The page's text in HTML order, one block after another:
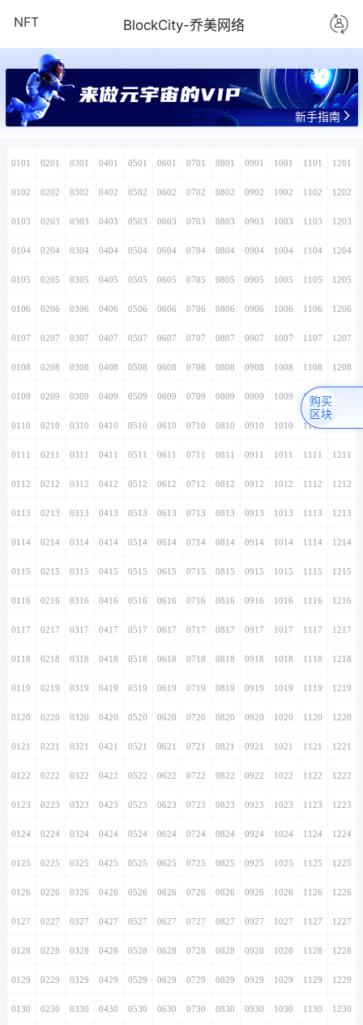
NFT BlockCity-乔美网络
来做元宇宙的VIP
新手指南
0101 0201 0301 0401 0501 0601 0701 0801 0901 1001 1101 1201
0102 0202 0302 0402 0502 0602 0702 0802 0902 1002 1102 1202
0103 0203 0303 0403 0503 0603 0703 0803 0903 1003 1103 1203
0104 0204 0304 0404 0504 0604 0704 0804 0904 1004 1104 1204
0105 0205 0305 0405 0505 0605 0705 0805 0905 1005 1105 1205
0106 0206 0306 0406 0506 0606 0706 0806 0906 1006 1106 1206
0107 0207 0307 0407 0507 0607 0707 0807 0907 1007 1107 1207
0108 0208 0308 0408 0508 0608 0708 0808 0908 1008 1108 1208
0109 0209 0309 0409 0509 0609 0709 0809 0909 1009 1109
0110 0210 0310 0410 0510 0610 0710 0810 0910 1010 1110
0111 0211 0311 0411 0511 0611 0711 0811 0911 1011 1111 1211
0112 0212 0312 0412 0512 0612 0712 0812 0912 1012 1112 1212
0113 0213 0313 0413 0513 0613 0713 0813 0913 1013 1113 1213
0114 0214 0314 0414 0514 0614 0714 0814 0914 1014 1114 1214
0115 0215 0315 0415 0515 0615 0715 0815 0915 1015 1115 1215
0116 0216 0316 0416 0516 0616 0716 0816 0916 1016 1116 1216
0117 0217 0317 0417 0517 0617 0717 0817 0917 1017 1117 1217
0118 0218 0318 0418 0518 0618 0718 0818 0918 1018 1118 1218
0119 0219 0319 0419 0519 0619 0719 0819 0919 1019 1119 1219
0120 0220 0320 0420 0520 0620 0720 0820 0920 1020 1120 1220
0121 0221 0321 0421 0521 0621 0721 0821 0921 1021 1121 1221
0122 0222 0322 0422 0522 0622 0722 0822 0922 1022 1122 1222
0123 0223 0323 0423 0523 0623 0723 0823 0923 1023 1123 1223
0124 0224 0324 0424 0524 0624 0724 0824 0924 1024 1124 1224
0125 0225 0325 0425 0525 0625 0725 0825 0925 1025 1125 1225
0126 0226 0326 0426 0526 0626 0726 0826 0926 1026 1126 1226
0127 0227 0327 0427 0527 0627 0727 0827 0927 1027 1127 1227
0128 0228 0328 0428 0528 0628 0728 0828 0928 1028 1128 1228
0129 0229 0329 0429 0529 0629 0729 0829 0929 1029 1129 1229
0130 0230 0330 0430 0530 0630 0730 0830 0930 1030 1130 1230
购买
区块